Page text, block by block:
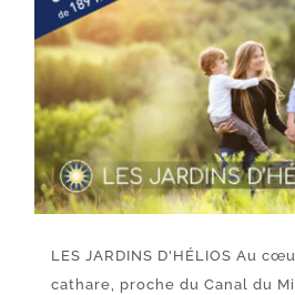
LES JARDINS D'HÉLIOS Au
cathare, proche du Canal du